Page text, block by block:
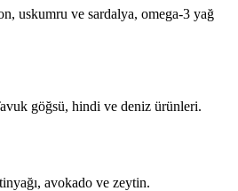
uskumru ve sardalya, omega-3 yağ
göğsü, hindi ve deniz ürünleri.
avokado ve zeytin.